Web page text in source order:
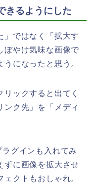
きるようにした
」ではなく「拡大す
ぼやけ気味な画像で
になったと思う。
ックすると出てく
ンク先」を「メディ
グインも入れてみ
ずに画像を拡大させ
クトもおしゃれ。